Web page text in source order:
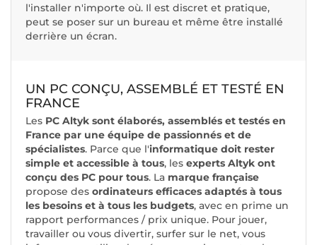
l'installer n'importe où. Il est discret et pratique,
peut se poser sur un bureau et même être installé
derrière un écran.
UN PC CONÇU, ASSEMBLÉ ET TESTÉ EN
FRANCE
Les PC Altyk sont élaborés, assemblés et testés en
France par une équipe de passionnés et de
spécialistes. Parce que l'informatique doit rester
simple et accessible à tous, les experts Altyk ont
conçu des PC pour tous. La marque française
propose des ordinateurs efficaces adaptés à tous
les besoins et à tous les budgets, avec en prime un
rapport performances / prix unique. Pour jouer,
travailler ou vous divertir, surfer sur le net, vous